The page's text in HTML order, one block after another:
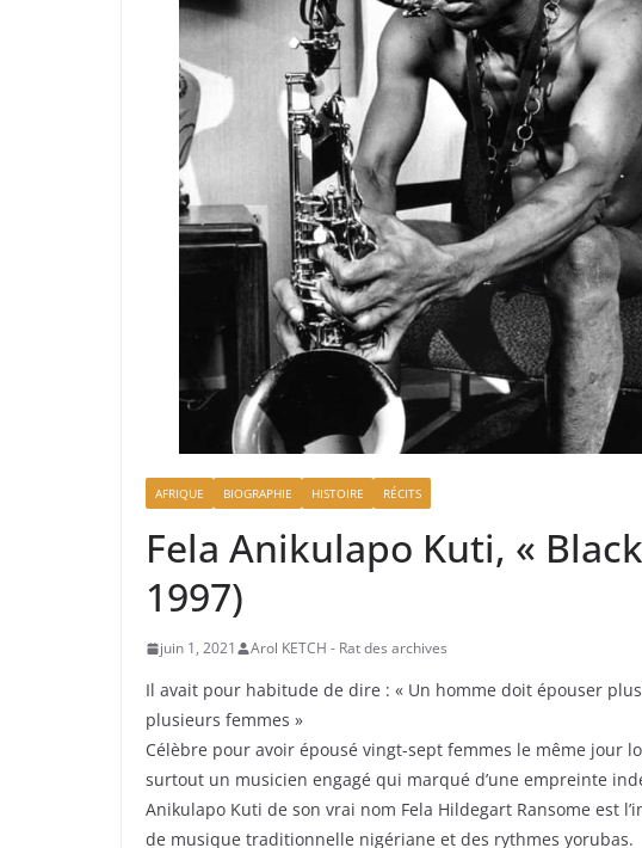
AFRIQUE BIOGRAPHIE HISTOIRE RÉCITS
Fela Anikulapo Kuti, «
1997)
juin 1, 2021 Arol KETCH - Rat des archives
Il avait pour habitude de dire : « Un homme doit épouser
plusieurs femmes »
Célèbre pour avoir épousé vingt-sept femmes le même jour
surtout un musicien engagé qui marqué d’une empreinte
Anikulapo Kuti de son vrai nom Fela Hildegart Ransome est
de musique traditionnelle nigériane et des rythmes yorubas.